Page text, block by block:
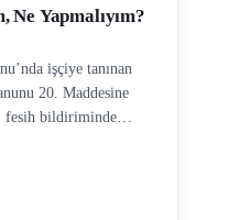
Ne Yapmalıyım?
işçiye tanınan
20. Maddesine
fesih bildiriminde
tebliği
talebiyle, İş